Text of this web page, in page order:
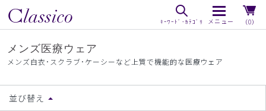
（0）
メンズ医療ウェア
メンズ白衣･スクラブ･ケーシーなど上質で機能的な医療ウェア
並び替え